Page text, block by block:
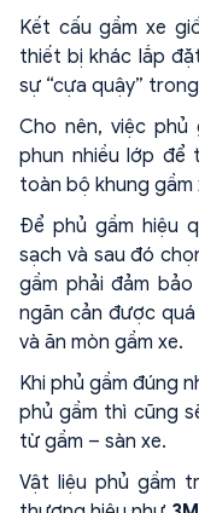
Kết cấu gầm xe
thiết bị khác lắp
sự “cựa quậy”
Cho nên, việc
phun nhiều lớp để
toàn bộ khung gầm
Để phủ gầm hiệu
sạch và sau đó
gầm phải đảm
ngăn cản được
và ăn mòn gầm xe.
Khi phủ gầm đúng
phủ gầm thì cũng
từ gầm – sàn xe.
Vật liệu phủ gầm